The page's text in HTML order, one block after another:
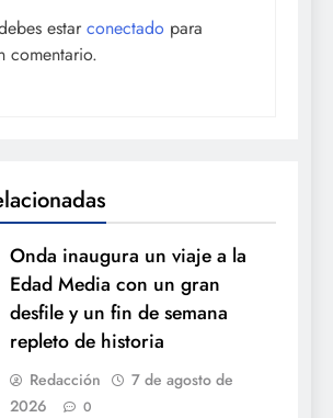
estar conectado para
comentario.
Onda inaugura un viaje a la
Edad Media con un gran
desfile y un fin de semana
repleto de historia
Redacción
7 de agosto de
2026
0